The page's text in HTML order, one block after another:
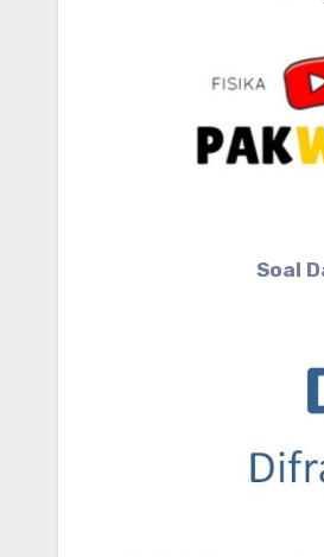
Soal